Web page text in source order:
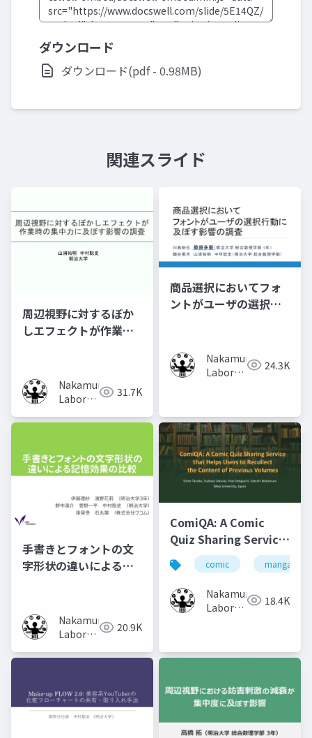
ダウンロード
ダウンロード(pdf - 0.98MB)
関連スライド
周辺視野に対するぼか
しエフェクトが作業時
Nakamura
Laboratory
University)
31.7K
商品選択においてフォ
ントがユーザの選択行
Nakamura
Laboratory 24.3K
手書きとフォントの文
字形状の違いによる記
Nakamura
Laboratory
University)
20.9K
ComiQA: A Comic
Quiz Sharing Service
that Helps Users to
Recollect the
Content of Previous
Volumes
comic manga
Nakamura
Laboratory 18.4K